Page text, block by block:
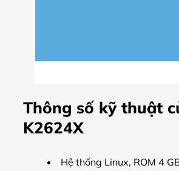
Thông số kỹ thuật
K2624X
Hệ thống Linux, ROM 4